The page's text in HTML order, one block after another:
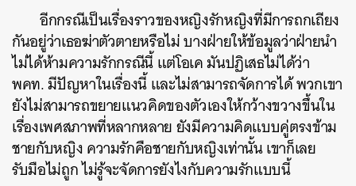
อีกกรณีเป็นเรื่องราวของหญิงรักหญิงที่มีการถกเถียง
กันอยู่ว่าเธอฆ่าตัวตายหรือไม่ บางฝ่ายให้ข้อมูลว่าฝ่ายนำ
ไม่ได้ห้ามความรักกรณีนี้ แต่โอเค มันปฏิเสธไม่ได้ว่า
พคท. มีปัญหาในเรื่องนี้ และไม่สามารถจัดการได้ พวกเขา
ยังไม่สามารถขยายแนวคิดของตัวเองให้กว้างขวางขึ้นใน
เรื่องเพศสภาพที่หลากหลาย ยังมีความคิดแบบคู่ตรงข้าม
ชายกับหญิง ความรักคือชายกับหญิงเท่านั้น เขาก็เลย
รับมือไม่ถูก ไม่รู้จะจัดการยังไงกับความรักแบบนี้